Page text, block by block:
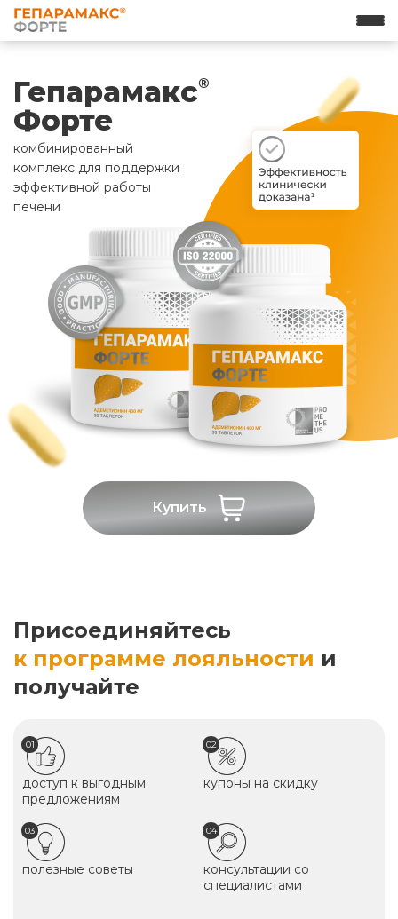
Гепарамакс®
Форте
комбинированный
комплекс для поддержки
эффективной работы
печени
Купить
Присоединяйтесь
к программе лояльности и
получайте
01
доступ к выгодным
предложениям
02
купоны на скидку
03
полезные советы
04
консультации со
специалистами